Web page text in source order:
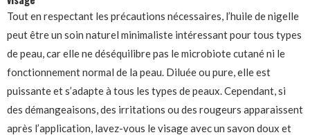
Tout en respectant les précautions nécessaires, l’huile de nigelle
peut être un soin naturel minimaliste intéressant pour tous types
de peau, car elle ne déséquilibre pas le microbiote cutané ni le
fonctionnement normal de la peau. Diluée ou pure, elle est
puissante et s’adapte à tous les types de peaux. Cependant, si
des démangeaisons, des irritations ou des rougeurs apparaissent
après l’application, lavez-vous le visage avec un savon doux et